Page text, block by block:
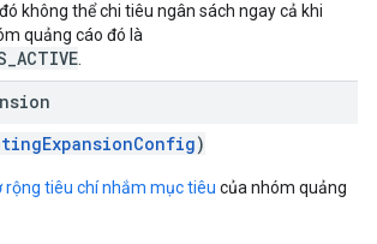
không thể chi tiêu ngân sách ngay cả khi
quảng cáo đó là
)
rộng tiêu chí nhắm mục tiêu của nhóm quảng